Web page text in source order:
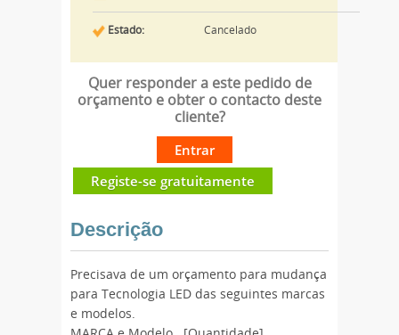
Estado: Cancelado
Quer responder a este pedido de
orçamento e obter o contacto deste
cliente?
Entrar
Registe-se gratuitamente
Descrição
Precisava de um orçamento para mudança
para Tecnologia LED das seguintes marcas
e modelos.